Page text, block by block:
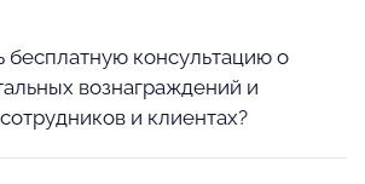
бесплатную консультацию о
вознаграждений и
и клиентах?